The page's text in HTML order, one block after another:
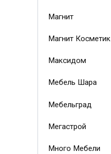
Магнит
Магнит Косметик
Максидом
Мебель Шара
Мебельград
Мегастрой
Много Мебели